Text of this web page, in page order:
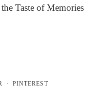
Taste of Memories
PINTEREST